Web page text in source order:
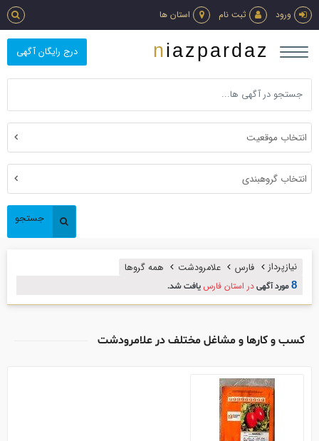
ورود ثبت نام استان ها
درج رایگان آگهی niazpardaz
انتخاب موقعیت
انتخاب گروهبندی
جستجو
نیازپرداز فارس علامرودشت همه گروها
8مورد آگهیدر استان فارس یافت شد.
کسب و کارها و مشاغل مختلف در علامرودشت